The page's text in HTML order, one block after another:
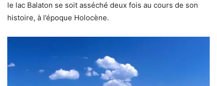
le lac Balaton se soit asséché deux fois au cours de son
histoire, à l’époque Holocène.